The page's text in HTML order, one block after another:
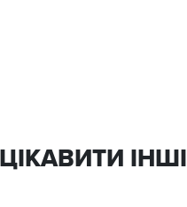
ІНШІ